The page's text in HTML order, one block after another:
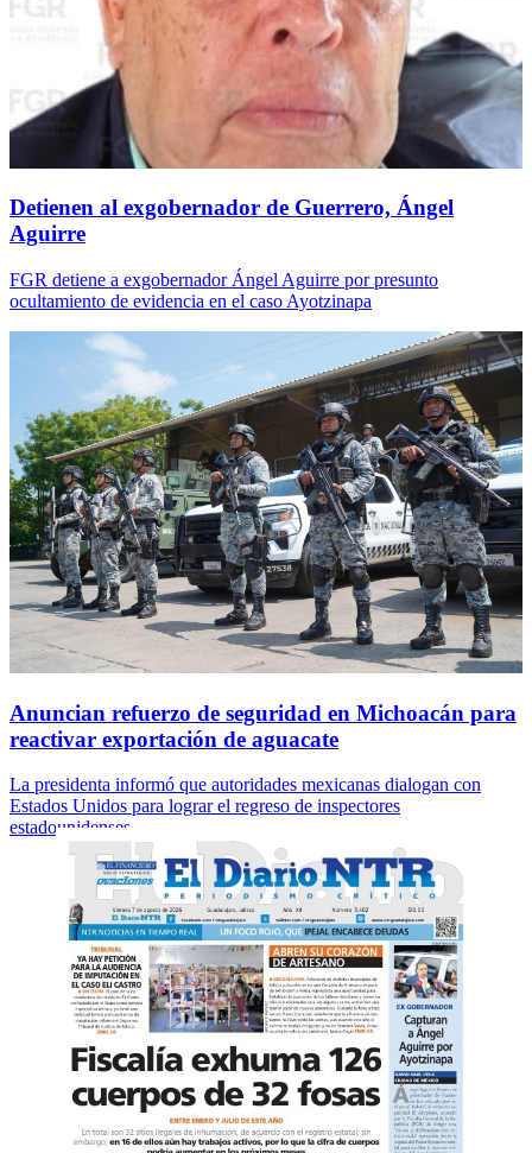
Detienen al exgobernador de Guerrero, Ángel
Aguirre
FGR detiene a exgobernador Ángel Aguirre por presunto
ocultamiento de evidencia en el caso Ayotzinapa
Anuncian refuerzo de seguridad en Michoacán para
reactivar exportación de aguacate
La presidenta informó que autoridades mexicanas dialogan con
Estados Unidos para lograr el regreso de inspectores
estadounidenses